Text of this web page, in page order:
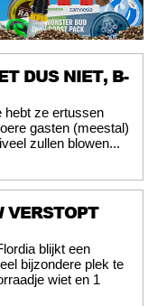
DUS NIET, B-
hebt ze ertussen
gasten (meestal)
zullen blowen...
VERSTOPT
blijkt een
bijzondere plek te
wiet en 1